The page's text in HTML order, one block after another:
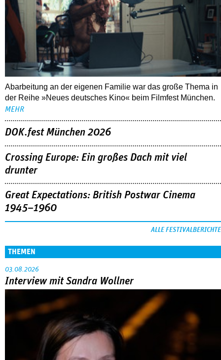
Abarbeitung an der eigenen Familie war das große Thema in
der Reihe »Neues deutsches Kino« beim Filmfest München.
MEHR
DOK.fest München 2026
Crossing Europe: Ein großes Dach mit viel
drunter
Great Expectations: British Postwar Cinema
1945–1960
ALLE FESTIVALBERICHTE
THEMEN
03.08.2026
Interview mit Sandra Wollner